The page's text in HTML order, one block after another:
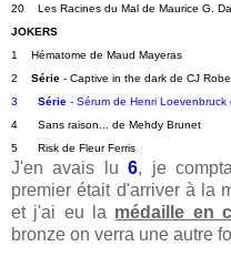
20    Les Racines du Mal de Maurice G.
JOKERS
1    Hématome de Maud Mayeras
2 Série - Captive in the dark de CJ
3 Série - Sérum de Henri Loevenbruck
4      Sans raison... de Mehdy Brunet
5      Risk de Fleur Ferris
J'en avais lu6, je
premier était d'arriver à la
et j'ai eu la médaille en
bronze on verra une autre